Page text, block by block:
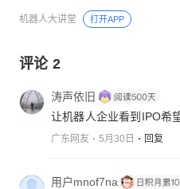
机器人大讲堂 打开APP
评论 2
涛声依旧
让机器人企业看到IPO希
广东网友 5月30日 回复
用户mnof7na